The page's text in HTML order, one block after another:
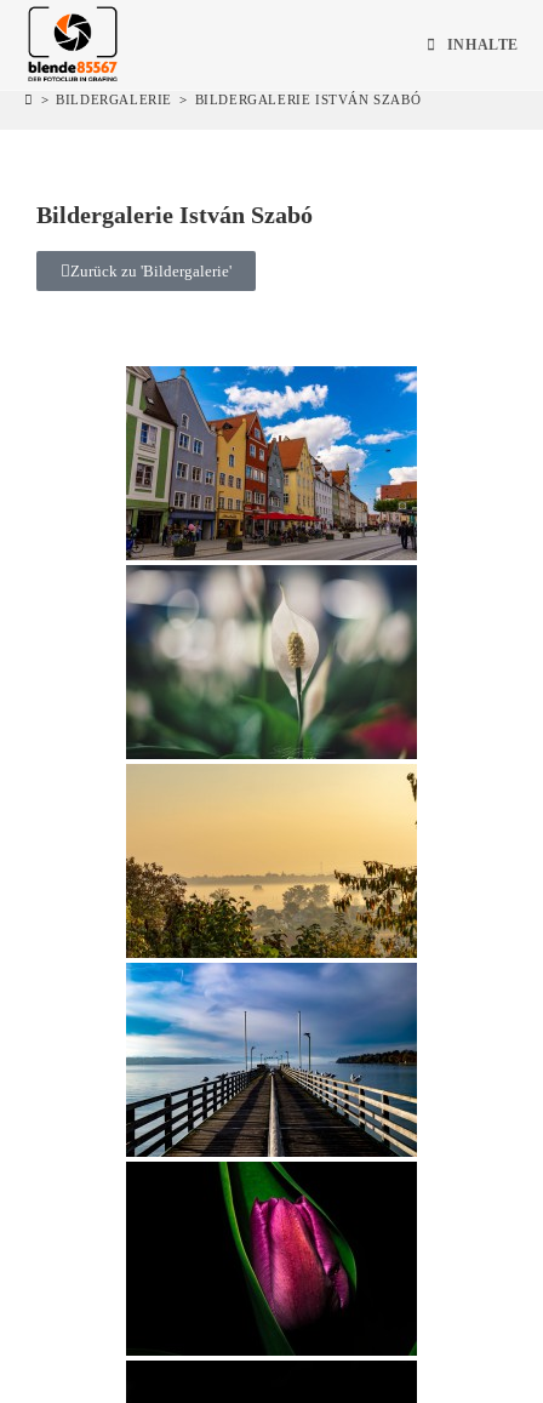
INHALTE
> BILDERGALERIE > BILDERGALERIE ISTVÁN SZABÓ
Bildergalerie István Szabó
Zurück zu 'Bildergalerie'